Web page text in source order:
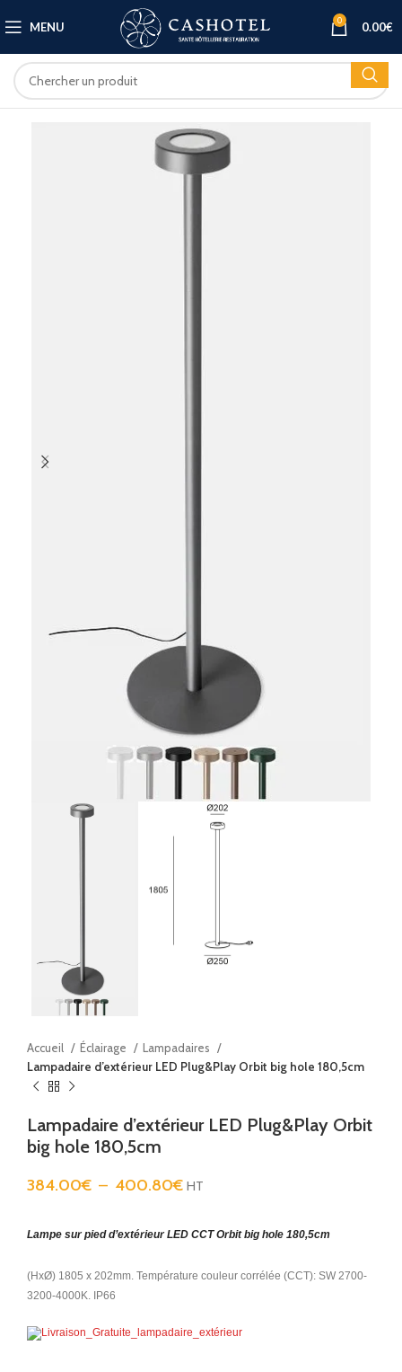
MENU 0 0.00€
Accueil Éclairage
Lampadaires
Lampadaire d’extérieur LED Plug&Play Orbit big hole 180,5cm
Lampadaire d’extérieur LED Plug&Play Orbit
big hole 180,5cm
384.00€ – 400.80€ HT
Lampe sur pied d’extérieur LED CCT Orbit big hole 180,5cm
(HxØ) 1805 x 202mm. Température couleur corrélée (CCT): SW 2700-
3200-4000K. IP66